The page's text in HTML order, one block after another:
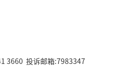
3660 投诉邮箱:7983347